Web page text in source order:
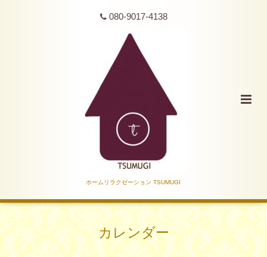
080-9017-4138
ホームリラクゼーション TSUMUGI
カレンダー